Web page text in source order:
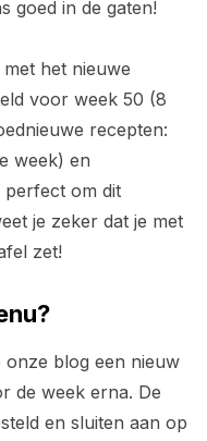
goed in de gaten!
het nieuwe
voor week 50 (8
recepten:
week) en
om dit
je zeker dat je met
zet!
blog een nieuw
de week erna. De
en sluiten aan op